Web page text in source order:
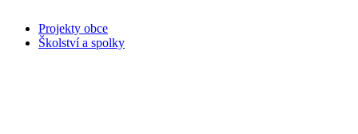
Projekty obce
Školství a spolky